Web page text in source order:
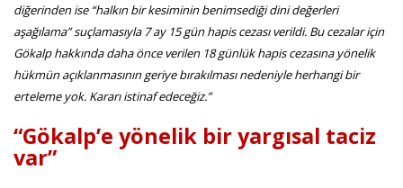
diğerinden ise “halkın bir kesiminin benimsediği dini değerleri
aşağılama” suçlamasıyla 7 ay 15 gün hapis cezası verildi. Bu cezalar için
Gökalp hakkında daha önce verilen 18 günlük hapis cezasına yönelik
hükmün açıklanmasının geriye bırakılması nedeniyle herhangi bir
erteleme yok. Kararı istinaf edeceğiz.”
“Gökalp’e yönelik bir yargısal taciz
var”